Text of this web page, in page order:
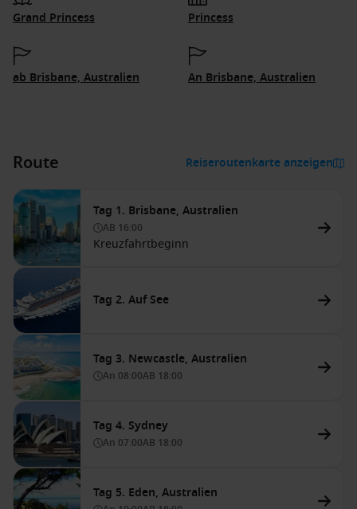
Grand Princess Princess
ab Brisbane, Australien An Brisbane, Australien
Route Reiseroutenkarte anzeigen
Tag 1. Brisbane, Australien
AB 16:00
Kreuzfahrtbeginn
Tag 2. Auf See
Tag 3. Newcastle, Australien
An 08:00AB 18:00
Tag 4. Sydney
An 07:00AB 18:00
Tag 5. Eden, Australien